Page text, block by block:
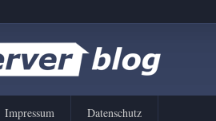
Impressum Datenschutz